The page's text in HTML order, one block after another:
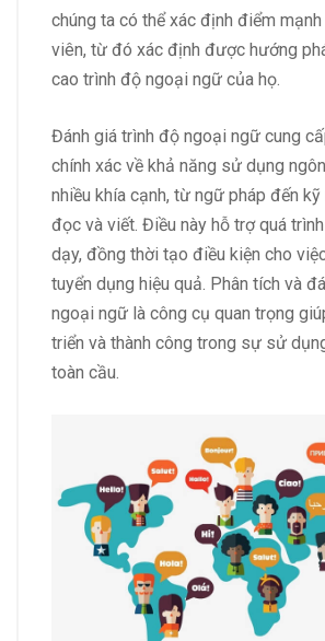
chúng ta có thể xác định điểm
viên, từ đó xác định được hướng
cao trình độ ngoại ngữ của họ.
Đánh giá trình độ ngoại ngữ cung
chính xác về khả năng sử dụng
nhiều khía cạnh, từ ngữ pháp đến kỹ
đọc và viết. Điều này hỗ trợ quá
dạy, đồng thời tạo điều kiện cho
tuyển dụng hiệu quả. Phân tích và
ngoại ngữ là công cụ quan trọng
triển và thành công trong sự sử
toàn cầu.